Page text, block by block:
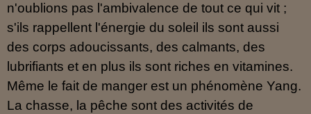
n'oublions pas l'ambivalence de tout ce qui vit ;
s'ils rappellent l'énergie du soleil ils sont aussi
des corps adoucissants, des calmants, des
lubrifiants et en plus ils sont riches en vitamines.
Même le fait de manger est un phénomène Yang.
La chasse, la pêche sont des activités de